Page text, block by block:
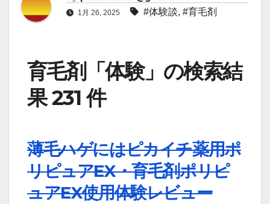
1月 26, 2025 #体験談, #育毛剤
育毛剤「体験」の検索結
果 231 件
薄毛ハゲにはピカイチ薬用ポ
リピュアEX・育毛剤ポリピ
ュアEX使用体験レビュー